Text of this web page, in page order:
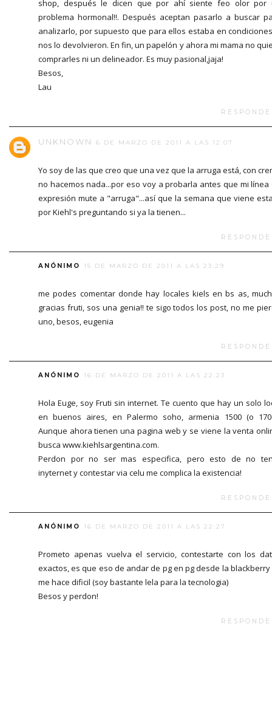
shop, después le dicen que por ahí siente feo olor por
problema hormonal!!. Después aceptan pasarlo a buscar
analizarlo, por supuesto que para ellos estaba en
nos lo devolvieron. En fin, un papelón y ahora mi mama no
comprarles ni un delineador. Es muy pasional,jaja!
Besos,
Lau
UNKNOWN 6 DE MARZO DE 2011 A LAS 12:07
Yo soy de las que creo que una vez que la arruga está, con
no hacemos nada...por eso voy a probarla antes que mi línea
expresión mute a "arruga"...así que la semana que viene
por Kiehl's preguntando si ya la tienen...
ANÓNIMO 15 DE MARZO DE 2011 A LAS 23:29
me podes comentar donde hay locales kiels en bs as,
gracias fruti, sos una genia!! te sigo todos los post, no me
uno, besos, eugenia
ANÓNIMO 16 DE MARZO DE 2011 A LAS 22:23
Hola Euge, soy Fruti sin internet. Te cuento que hay un solo
en buenos aires, en Palermo soho, armenia 1500 (o
Aunque ahora tienen una pagina web y se viene la venta
busca www.kiehlsargentina.com.
Perdon por no ser mas especifica, pero esto de no
inyternet y contestar via celu me complica la existencia!
ANÓNIMO 16 DE MARZO DE 2011 A LAS 22:27
Prometo apenas vuelva el servicio, contestarte con los
exactos, es que eso de andar de pg en pg desde la blackberry
me hace dificil (soy bastante lela para la tecnologia)
Besos y perdon!